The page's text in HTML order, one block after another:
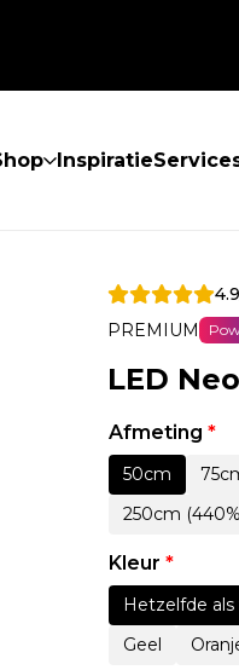
Inspiratie
PREMIUM
LED
Afmeting *
50cm
250cm
Kleur *
Hetzelfde
Geel